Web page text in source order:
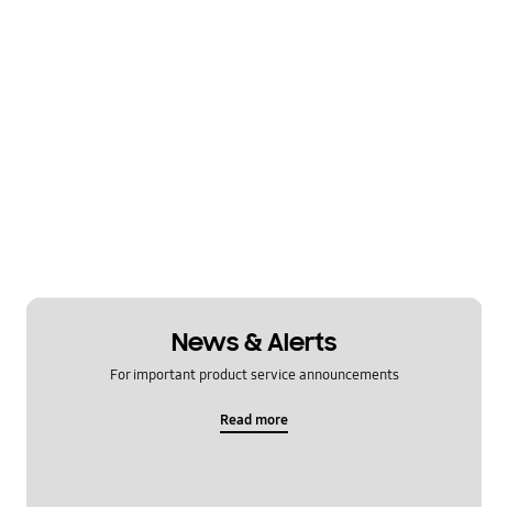
News & Alerts
For important product service announcements
Read more